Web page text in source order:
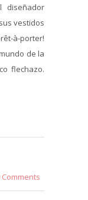
diseñador
vestidos
à-porter!
de la
flechazo.
Comments